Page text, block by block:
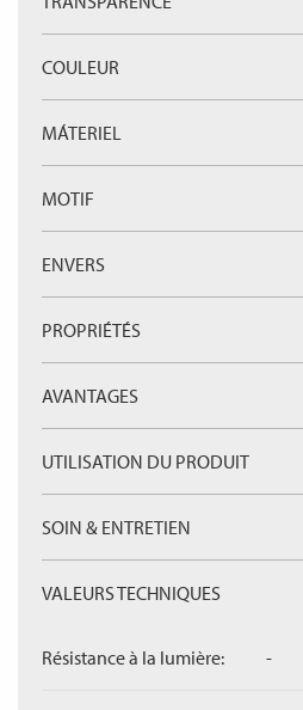
COULEUR
MÁTERIEL
MOTIF
ENVERS
PROPRIÉTÉS
AVANTAGES
UTILISATION DU PRODUIT
SOIN & ENTRETIEN
VALEURS TECHNIQUES
Résistance à la lumière: -